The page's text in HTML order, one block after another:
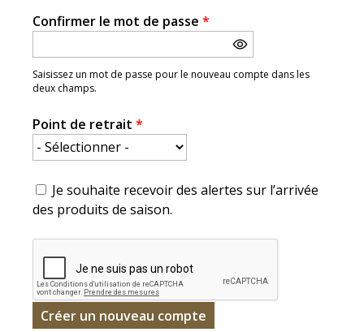
Confirmer le mot de passe *
Saisissez un mot de passe pour le nouveau compte dans les
deux champs.
Point de retrait *
Je souhaite recevoir des alertes sur l’arrivée
des produits de saison.